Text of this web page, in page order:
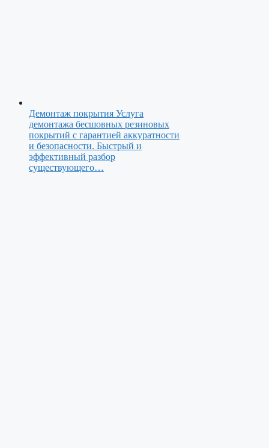
Демонтаж покрытия Услуга
демонтажа бесшовных резиновых
покрытий с гарантией аккуратности
и безопасности. Быстрый и
эффективный разбор
существующего…